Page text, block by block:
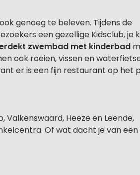
genoeg te beleven. Tijdens de
een gezellige Kidsclub, je
zwembad met kinderbad
ook roeien, vissen en
er is een fijn restaurant op het
Heeze en Leende,
Of wat dacht je van een